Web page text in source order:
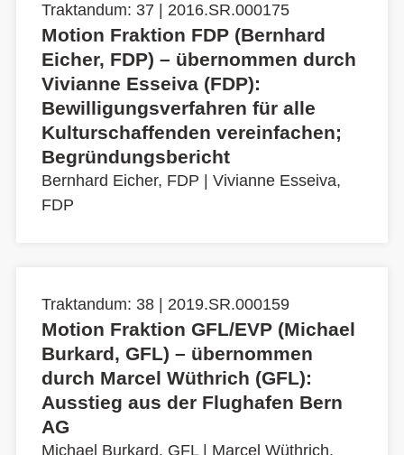
Traktandum: 37 | 2016.SR.000175
Motion Fraktion FDP (Bernhard
Eicher, FDP) – übernommen durch
Vivianne Esseiva (FDP):
Bewilligungsverfahren für alle
Kulturschaffenden vereinfachen;
Begründungsbericht
Bernhard Eicher, FDP
Vivianne Esseiva,
FDP
Traktandum: 38 | 2019.SR.000159
Motion Fraktion GFL/EVP (Michael
Burkard, GFL) – übernommen
durch Marcel Wüthrich (GFL):
Ausstieg aus der Flughafen Bern
AG
Michael Burkard, GFL| Marcel Wüthrich,